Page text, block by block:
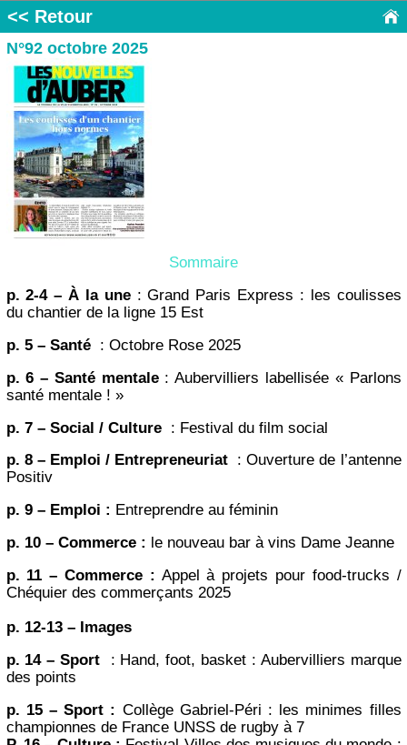
<< Retour
N°92 octobre 2025
Sommaire
p. 2-4 – À la une: Grand Paris Express : les coulisses
du chantier de la ligne 15 Est
p. 5 – Santé : Octobre Rose 2025
p. 6 – Santé mentale: Aubervilliers labellisée « Parlons
santé mentale ! »
p. 7 – Social / Culture : Festival du film social
p. 8 – Emploi / Entrepreneuriat : Ouverture de l’antenne
Positiv
p. 9 – Emploi : Entreprendre au féminin
p. 10 – Commerce : le nouveau bar à vins Dame Jeanne
p. 11 – Commerce : Appel à projets pour food-trucks /
Chéquier des commerçants 2025
p. 12-13 – Images
p. 14 – Sport
: Hand, foot, basket : Aubervilliers marque
des points
p. 15 – Sport : Collège Gabriel-Péri : les minimes filles
championnes de France UNSS de rugby à 7